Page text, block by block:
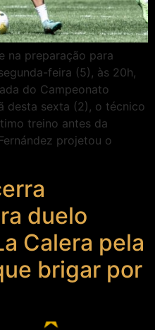
na preparação para
feira (5), às 20h,
do Campeonato
desta sexta (2), o técnico
treino antes da
projetou o
duelo
Calera pela
brigar por